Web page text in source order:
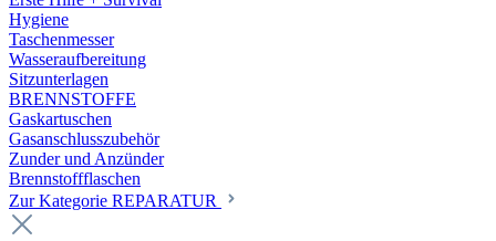
Hygiene
Taschenmesser
Wasseraufbereitung
Sitzunterlagen
BRENNSTOFFE
Gaskartuschen
Gasanschlusszubehör
Zunder und Anzünder
Brennstoffflaschen
Zur Kategorie REPARATUR